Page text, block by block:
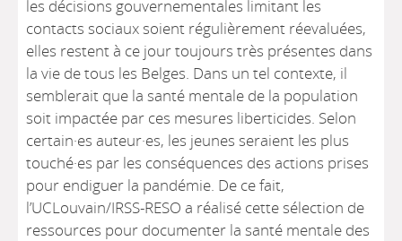
les décisions gouvernementales limitant les
contacts sociaux soient régulièrement réevaluées,
elles restent à ce jour toujours très présentes dans
la vie de tous les Belges. Dans un tel contexte, il
semblerait que la santé mentale de la population
soit impactée par ces mesures liberticides. Selon
certain·es auteur·es, les jeunes seraient les plus
touché·es par les conséquences des actions prises
pour endiguer la pandémie. De ce fait,
l’UCLouvain/IRSS-RESO a réalisé cette sélection de
ressources pour documenter la santé mentale des